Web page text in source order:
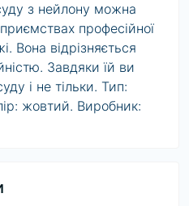
з нейлону можна
професійної
Вона відрізняється
Завдяки їй ви
і не тільки. Тип:
жовтий. Виробник: